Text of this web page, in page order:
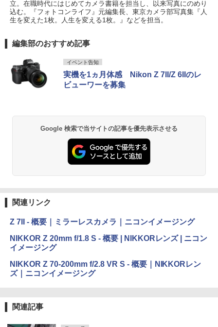
立。在職時代にはじめてカメラ書籍を担当し、以来写真にのめり
込む。『フォトコンライフ』元編集長、東京カメラ部写真集『人
生を変えた1枚。人生を変える1枚。』などを担当。
編集部のおすすめ記事
イベント告知
実機を1ヵ月体感 Nikon Z 7II/Z 6IIのレ
ビューワーを募集
Google 検索で当サイトの記事を優先表示させる
関連リンク
Z 7II - 概要｜ミラーレスカメラ｜ニコンイメージング
NIKKOR Z 20mm f/1.8 S - 概要 | NIKKORレンズ | ニコン
イメージング
NIKKOR Z 70-200mm f/2.8 VR S - 概要｜NIKKORレン
ズ｜ニコンイメージング
関連記事